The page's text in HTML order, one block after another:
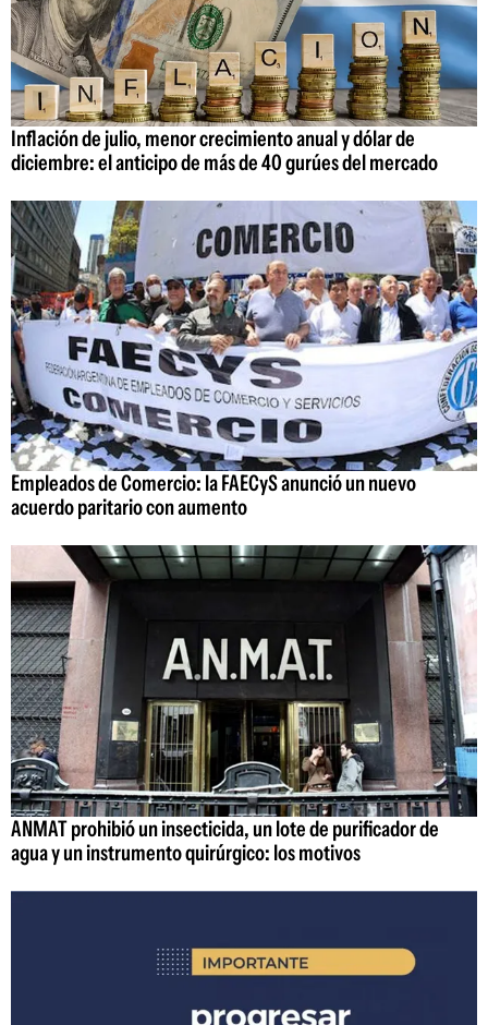
Inflación de julio, menor crecimiento anual y dólar de
diciembre: el anticipo de más de 40 gurúes del mercado
Empleados de Comercio: la FAECyS anunció un nuevo
acuerdo paritario con aumento
ANMAT prohibió un insecticida, un lote de purificador de
agua y un instrumento quirúrgico: los motivos